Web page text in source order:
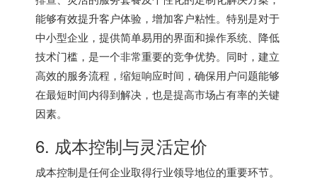
能够有效提升客户体验，增加客户粘性。特别是对于
中小型企业，提供简单易用的界面和操作系统、降低
技术门槛，是一个非常重要的竞争优势。同时，建立
高效的服务流程，缩短响应时间，确保用户问题能够
在最短时间内得到解决，也是提高市场占有率的关键
因素。
6. 成本控制与灵活定价
成本控制是任何企业取得行业领导地位的重要环节。